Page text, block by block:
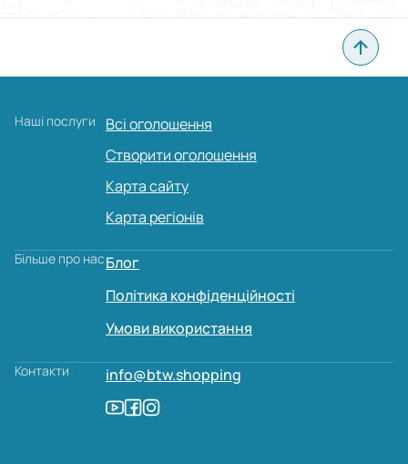
Наші послуги
Всі оголошення
Створити оголошення
Карта сайту
Карта регіонів
Більше про насБлог
Політика конфіденційності
Умови використання
Контакти info@btw.shopping